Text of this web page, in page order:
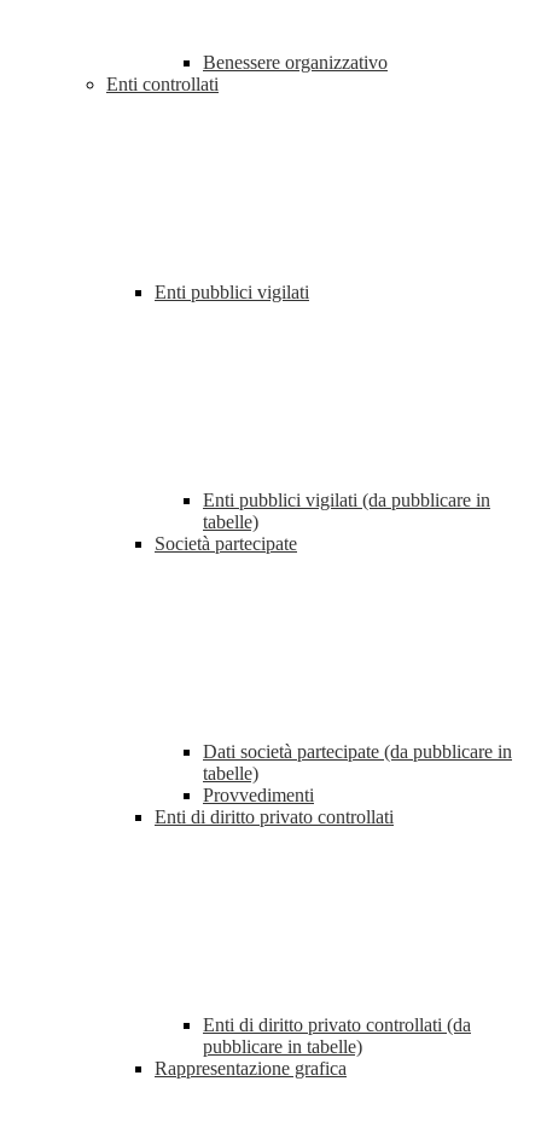
Benessere organizzativo
Enti controllati
Enti pubblici vigilati
Enti pubblici vigilati (da pubblicare in
tabelle)
Società partecipate
Dati società partecipate (da pubblicare in
tabelle)
Provvedimenti
Enti di diritto privato controllati
Enti di diritto privato controllati (da
pubblicare in tabelle)
Rappresentazione grafica